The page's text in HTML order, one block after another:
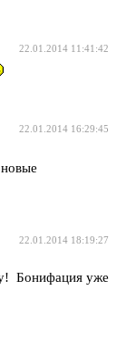
22.01.2014 11:41:42
22.01.2014 16:29:45
22.01.2014 18:19:27
Бонифация уже